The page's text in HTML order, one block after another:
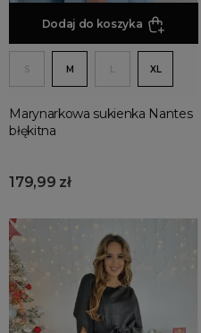
Dodaj do koszyka
S M L XL
Marynarkowa sukienka Nantes
błękitna
179,99 zł